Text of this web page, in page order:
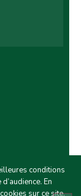
conditions
En
sur ce site.